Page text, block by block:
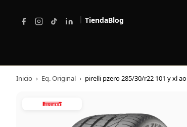
| TiendaBlog
Inicio › Eq. Original › pirelli pzero 285/30/r22 101 y xl ao